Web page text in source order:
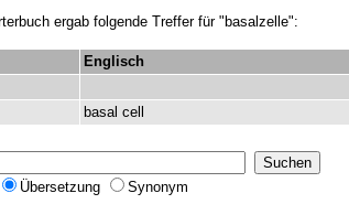
ergab folgende Treffer für "basalzelle":
Englisch
basal cell
Übersetzung
Synonym